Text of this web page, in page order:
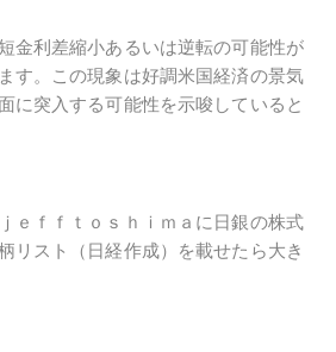
金利差縮小あるいは逆転の可能性が
す。この現象は好調米国経済の景気
に突入する可能性を示唆していると
ｅｆｆｔｏｓｈｉｍａに日銀の株式
リスト（日経作成）を載せたら大き